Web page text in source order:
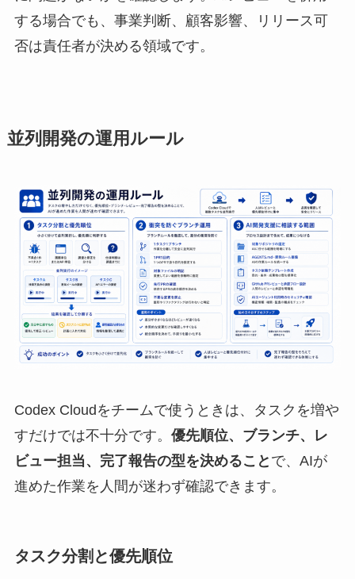
する場合でも、事業判断、顧客影響、リリース可
否は責任者が決める領域です。
並列開発の運用ルール
Codex Cloudをチームで使うときは、タスクを増や
すだけでは不十分です。 優先順位、ブランチ、レ
ビュー担当、完了報告の型を決めること で、AIが
進めた作業を人間が迷わず確認できます。
タスク分割と優先順位